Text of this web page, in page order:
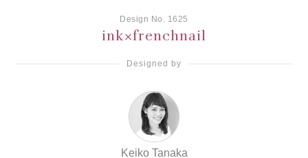
Design No. 1625
ink×frenchnail
Designed by
Keiko Tanaka